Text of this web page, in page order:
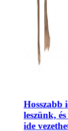
Hosszabb
leszünk,
ide